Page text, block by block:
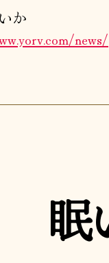
か
news/
眠